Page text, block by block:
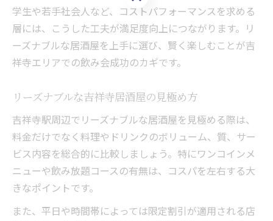
学生や若手社会人など、コストパフォーマンスを求める
層には、こうした工夫が満足度向上につながります。リ
ーズナブルな居酒屋を上手に選び、賢く楽しむことが吉
祥寺エリアでの飲み会成功のカギです。
リーズナブルな吉祥寺居酒屋の見極め方
吉祥寺駅周辺でリーズナブルな居酒屋を見極める際は、
料金だけでなく料理やドリンクのボリューム、質、サー
ビス内容を総合的に比較しましょう。特にワンコインメ
ニューや飲み放題コースの有無は、コスパを左右する大
きなポイントです。
また、平日や時間帯によっては限定割引が適用される店